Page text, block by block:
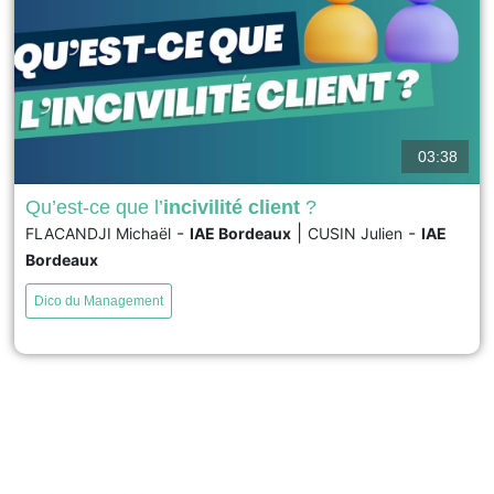
L’incivilité client regroupe des comportements
irrespectueux ou agressifs envers les employés ou
d’autres clients, dont la perception peut varier selon les
individus. Souvent liée à des frustrations (attente,
03:38
Qu’est-ce que l’incivilité client ?
FLACANDJI Michaël -IAE Bordeaux |CUSIN Julien -IAE
Bordeaux
Dico du Management